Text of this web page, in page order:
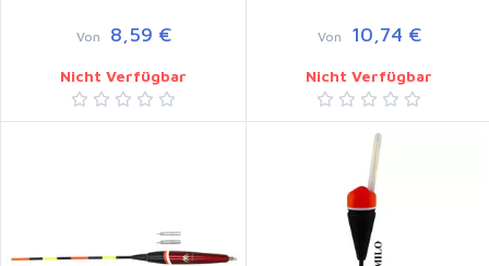
Von 8,59 €
Nicht Verfügbar
Von 10,74 €
Nicht Verfügbar